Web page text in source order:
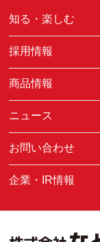
知る・楽しむ
採用情報
商品情報
ニュース
お問い合わせ
企業・IR情報